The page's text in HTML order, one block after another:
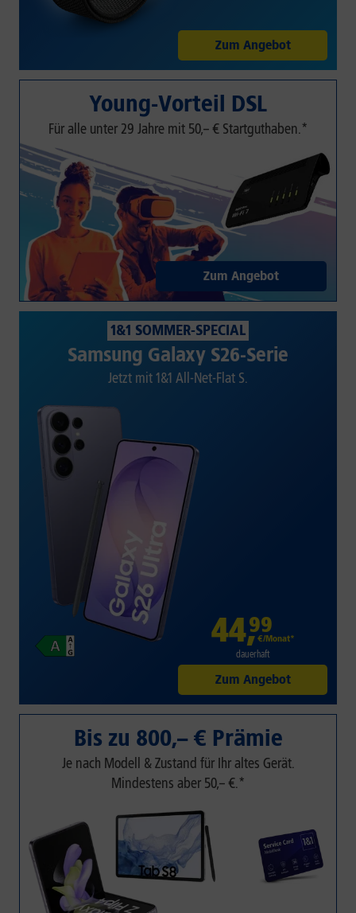
Zum Angebot
Young-Vorteil DSL
Für alle unter 29 Jahre mit 50,– € Startguthaben.*
Zum Angebot
1&1 SOMMER-SPECIAL
Samsung Galaxy S26-Serie
Jetzt mit 1&1 All-Net-Flat S.
44,99
€/Monat*
dauerhaft
Zum Angebot
Bis zu 800,– € Prämie
Je nach Modell & Zustand für Ihr altes Gerät.
Mindestens aber 50,– €.*